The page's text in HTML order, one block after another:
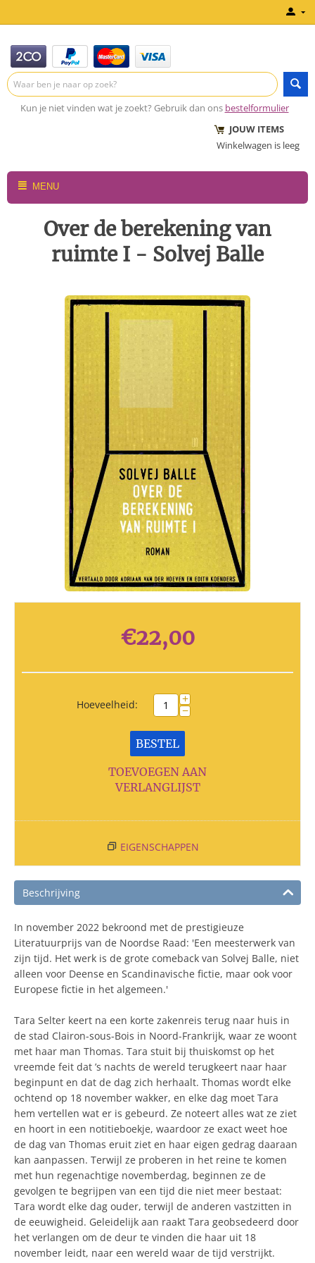
Kun je niet vinden wat je zoekt? Gebruik dan ons bestelformulier
JOUW ITEMS
Winkelwagen is leeg
MENU
Over de berekening van
ruimte I - Solvej Balle
€22,00
Hoeveelheid: +
−
BESTEL
TOEVOEGEN AAN
VERLANGLIJST
EIGENSCHAPPEN
Beschrijving
In november 2022 bekroond met de prestigieuze
Literatuurprijs van de Noordse Raad: 'Een meesterwerk van
zijn tijd. Het werk is de grote comeback van Solvej Balle, niet
alleen voor Deense en Scandinavische fictie, maar ook voor
Europese fictie in het algemeen.'
Tara Selter keert na een korte zakenreis terug naar huis in
de stad Clairon-sous-Bois in Noord-Frankrijk, waar ze woont
met haar man Thomas. Tara stuit bij thuiskomst op het
vreemde feit dat ’s nachts de wereld terugkeert naar haar
beginpunt en dat de dag zich herhaalt. Thomas wordt elke
ochtend op 18 november wakker, en elke dag moet Tara
hem vertellen wat er is gebeurd. Ze noteert alles wat ze ziet
en hoort in een notitieboekje, waardoor ze exact weet hoe
de dag van Thomas eruit ziet en haar eigen gedrag daaraan
kan aanpassen. Terwijl ze proberen in het reine te komen
met hun regenachtige novemberdag, beginnen ze de
gevolgen te begrijpen van een tijd die niet meer bestaat:
Tara wordt elke dag ouder, terwijl de anderen vastzitten in
de eeuwigheid. Geleidelijk aan raakt Tara geobsedeerd door
het verlangen om de deur te vinden die haar uit 18
november leidt, naar een wereld waar de tijd verstrijkt.